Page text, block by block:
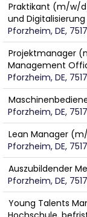
Praktikant (m/w/
und Digitalisierung
Pforzheim, DE,
Projektmanager
Management
Pforzheim, DE,
Pforzheim, DE,
Lean Manager
Pforzheim, DE,
Auszubildender
Pforzheim, DE,
Young Talents